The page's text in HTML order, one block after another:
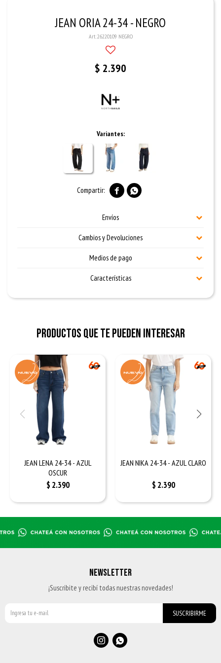
JEAN ORIA 24-34 - NEGRO
26220109 NEGRO
$ 2.390
Variantes:
 
Envíos
Cambios y Devoluciones
Medios de pago
Características
Productos que te pueden interesar
JEAN LENA 24-34 - AZUL
OSCUR
$ 2.390
JEAN NIKA 24-34 - AZUL CLARO
$ 2.390
NEWSLETTER
¡Suscribite y recibí todas nuestras novedades!
SUSCRIBIRME
 